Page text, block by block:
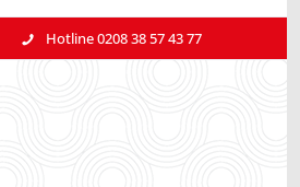
Hotline 0208 38 57 43 77